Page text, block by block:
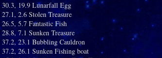
30.3, 19.9 Lunarfall Egg
2.6 Stolen Treasure
5.7 Fantastic Fish
7.1 Sunken Treasure
23.1 Bubbling Cauldron
26.1 Sunken Fishing boat